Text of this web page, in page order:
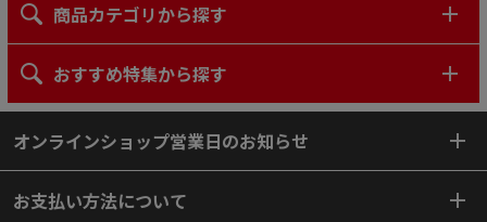
商品カテゴリから探す
おすすめ特集から探す
オンラインショップ営業日のお知らせ
お支払い方法について